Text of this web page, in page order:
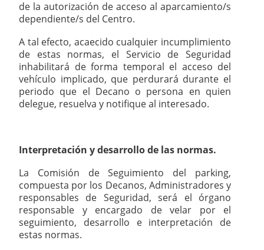
de la autorización de acceso al aparcamiento/s
dependiente/s del Centro.
A tal efecto, acaecido cualquier incumplimiento
de estas normas, el Servicio de Seguridad
inhabilitará de forma temporal el acceso del
vehículo implicado, que perdurará durante el
periodo que el Decano o persona en quien
delegue, resuelva y notifique al interesado.
Interpretación y desarrollo de las normas.
La Comisión de Seguimiento del parking,
compuesta por los Decanos, Administradores y
responsables de Seguridad, será el órgano
responsable y encargado de velar por el
seguimiento, desarrollo e interpretación de
estas normas.